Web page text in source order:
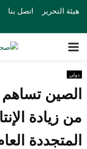
هيئة التحرير اتصل بنا
PRIMARY
MENU
دولي
من زيادة
المتجددة